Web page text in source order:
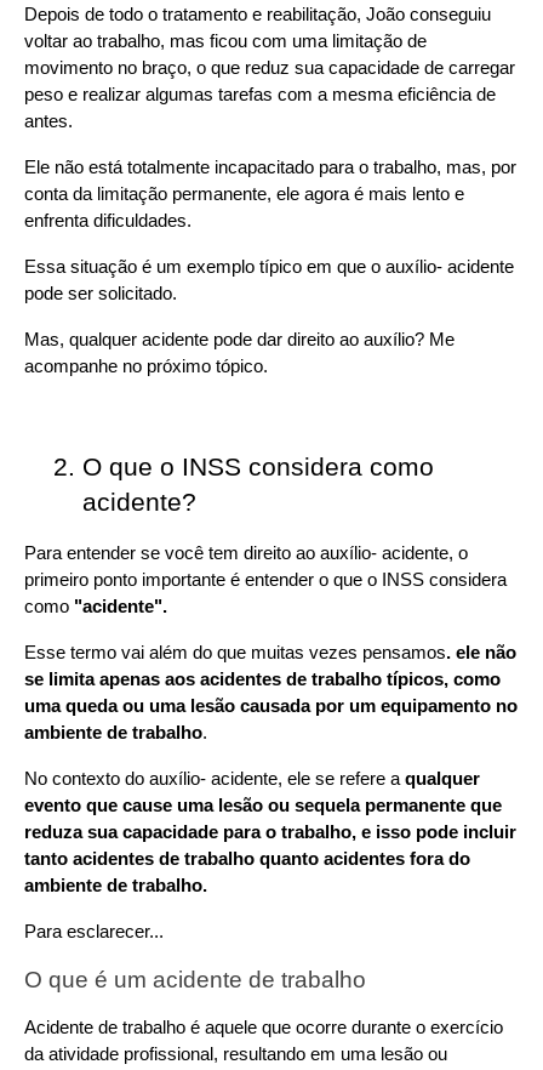
Depois de todo o tratamento e reabilitação, João conseguiu
voltar ao trabalho, mas ficou com uma limitação de
movimento no braço, o que reduz sua capacidade de carregar
peso e realizar algumas tarefas com a mesma eficiência de
antes.
Ele não está totalmente incapacitado para o trabalho, mas, por
conta da limitação permanente, ele agora é mais lento e
enfrenta dificuldades.
Essa situação é um exemplo típico em que o auxílio- acidente
pode ser solicitado.
Mas, qualquer acidente pode dar direito ao auxílio? Me
acompanhe no próximo tópico.
O que o INSS considera como
acidente?
Para entender se você tem direito ao auxílio- acidente, o
primeiro ponto importante é entender o que o INSS considera
como "acidente".
Esse termo vai além do que muitas vezes pensamos. ele não
se limita apenas aos acidentes de trabalho típicos, como
uma queda ou uma lesão causada por um equipamento no
ambiente de trabalho.
No contexto do auxílio- acidente, ele se refere a qualquer
evento que cause uma lesão ou sequela permanente que
reduza sua capacidade para o trabalho, e isso pode incluir
tanto acidentes de trabalho quanto acidentes fora do
ambiente de trabalho.
Para esclarecer...
O que é um acidente de trabalho
Acidente de trabalho é aquele que ocorre durante o exercício
da atividade profissional, resultando em uma lesão ou